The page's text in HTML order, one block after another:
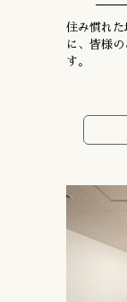
住み慣れた
に、 皆様の
す。